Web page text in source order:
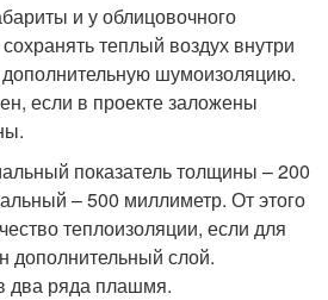
и у облицовочного
теплый воздух внутри
шумоизоляцию.
если в проекте заложены
показатель толщины – 200
– 500 миллиметр. От этого
теплоизоляции, если для
дополнительный слой.
два ряда плашмя.